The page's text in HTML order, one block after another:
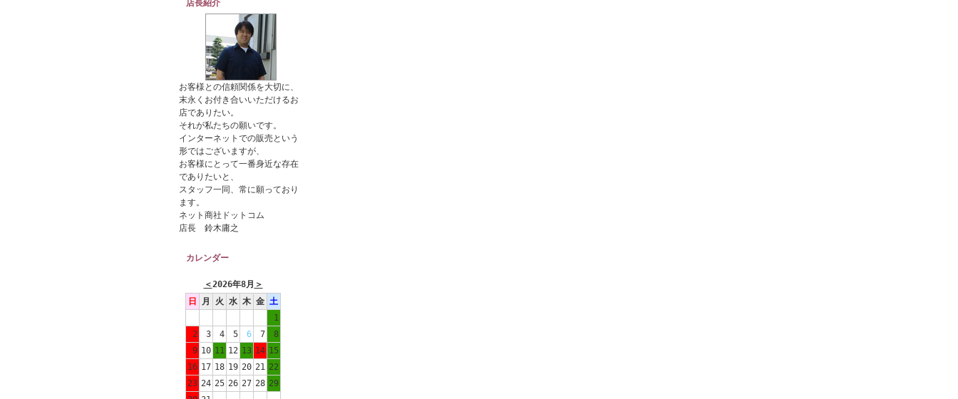
店長紹介
お客様との信頼関係を大切に、
末永くお付き合いいただけるお
店でありたい。
それが私たちの願いです。
インターネットでの販売という
形ではございますが、
お客様にとって一番身近な存在
でありたいと、
スタッフ一同、常に願っており
ます。
ネット商社ドットコム
店長 鈴木庸之
カレンダー
＜2026年8月 ＞
日
月 火 水 木 金 土
1
2
3 4 5 6 7
8
9 10 11 12 13 14 15
16 17 18 19 20 21 22
23 24 25 26 27 28 29